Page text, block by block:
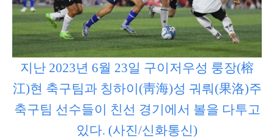
지난 2023년 6월 23일 구이저우성 룽장(榕
江)현 축구팀과 칭하이(靑海)성 궈뤄(果洛)주
축구팀 선수들이 친선 경기에서 볼을 다투고
있다. (사진/신화통신)